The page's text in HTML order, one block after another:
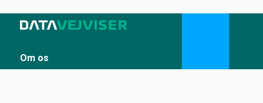
Om os